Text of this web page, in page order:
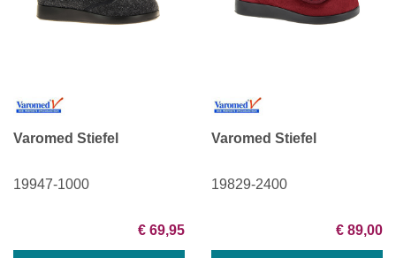
Varomed Stiefel
19947-1000
€ 69,95
Varomed Stiefel
19829-2400
€ 89,00